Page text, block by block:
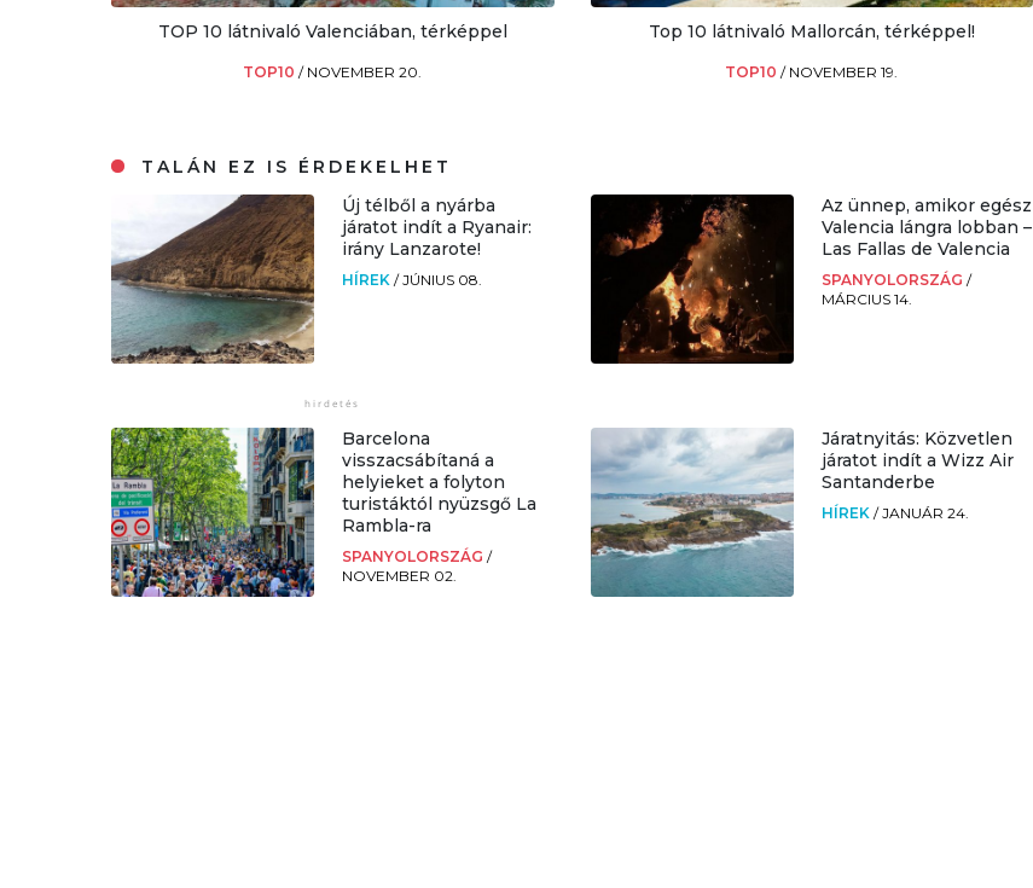
TOP 10 látnivaló Valenciában, térképpel
TOP10/ NOVEMBER 20.
Top 10 látnivaló Mallorcán, térképpel!
TOP10/ NOVEMBER 19.
TALÁN EZ IS ÉRDEKELHET
Új télből a nyárba
járatot indít a Ryanair:
irány Lanzarote!
HÍREK/JÚNIUS 08.
Az ünnep, amikor egész
Valencia lángra lobban –
Las Fallas de Valencia
SPANYOLORSZÁG /
MÁRCIUS 14.
Barcelona
visszacsábítaná a
helyieket a folyton
turistáktól nyüzsgő La
Rambla-ra
SPANYOLORSZÁG/
NOVEMBER 02.
Járatnyitás: Közvetlen
járatot indít a Wizz Air
Santanderbe
HÍREK /JANUÁR 24.